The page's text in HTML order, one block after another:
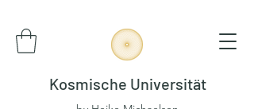
Kosmische Universität